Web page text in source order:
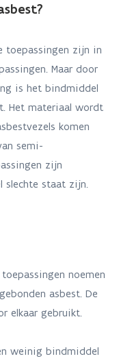
toepassingen zijn in
Maar door
is het bindmiddel
Het materiaal wordt
komen
semi-
zijn
slechte staat zijn.
noemen
asbest. De
elkaar gebruikt.
weinig bindmiddel